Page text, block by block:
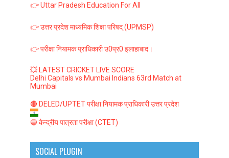
👉 Uttar Pradesh Education For All
👉 उत्तर प्रदेश माध्यमिक शिक्षा परिषद् (UPMSP)
👉 परीक्षा नियामक प्राधिकारी उ0प्र0 इलाहाबाद।
💥 LATEST CRICKET LIVE SCORE
Delhi Capitals vs Mumbai Indians 63rd Match at
Mumbai
🔴 DELED/UPTET परीक्षा नियामक प्राधिकारी उत्तर प्रदेश
🔵 केन्द्रीय पात्रता परीक्षा (CTET)
SOCIAL PLUGIN